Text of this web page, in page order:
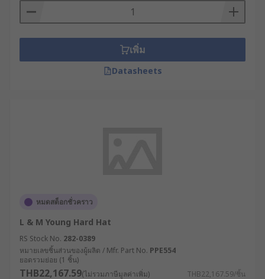
เพิ่ม
Datasheets
หมดสต็อกชั่วคราว
L & M Young Hard Hat
RS Stock No. 282-0389
หมายเลขชิ้นส่วนของผู้ผลิต / Mfr. Part No. PPE554
ยอดรวมย่อย (1 ชิ้น)
THB22,167.59(ไม่รวมภาษีมูลค่าเพิ่ม) THB22,167.59/ชิ้น